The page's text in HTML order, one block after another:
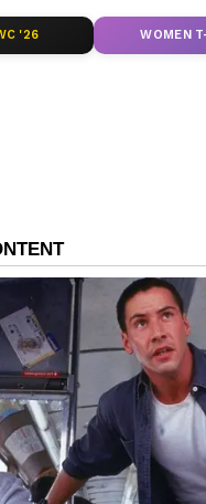
2014లో
APP
STORIES
'26 WOMEN